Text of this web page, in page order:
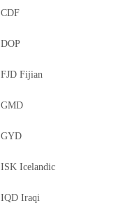
CDF
DOP
FJD Fijian
GMD
GYD
ISK Icelandic
IQD Iraqi